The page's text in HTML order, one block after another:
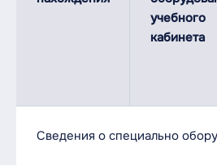
учебного
кабинета
Сведения о специально